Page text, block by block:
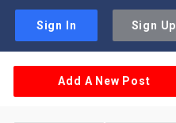
Sign In Sign Up
Sidebar
Add A New Post